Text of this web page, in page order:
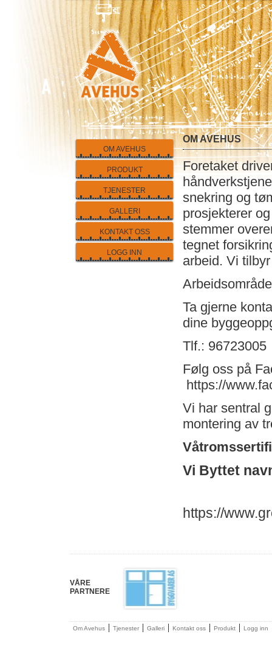
OM AVEHUS
PRODUKT
TJENESTER
GALLERI
KONTAKT OSS
LOGG INN
OM AVEHUS
Foretaket
snekring og
prosjekterer
stemmer
tegnet
arbeid. Vi
Ta gjerne
dine
Tlf.: 96723005
Følg oss på
https://
Vi har sentral
montering av
Vi Byttet
https://
VÅRE
PARTNERE
Om Avehus | Tjenester | Galleri | Kontakt oss | Produkt | Logg inn